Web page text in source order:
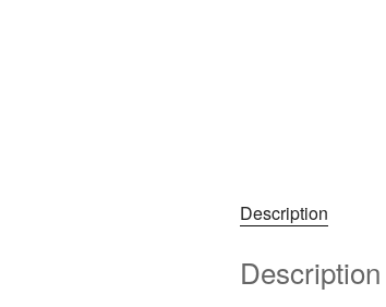
Description
Description